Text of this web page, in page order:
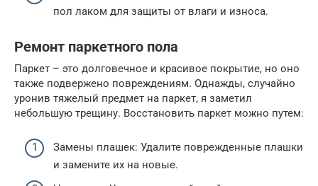
пол лаком для защиты от влаги и износа.
Ремонт паркетного пола
Паркет – это долговечное и красивое покрытие, но оно
также подвержено повреждениям. Однажды, случайно
уронив тяжелый предмет на паркет, я заметил
небольшую трещину. Восстановить паркет можно путем:
Замены плашек: Удалите поврежденные плашки
и замените их на новые.